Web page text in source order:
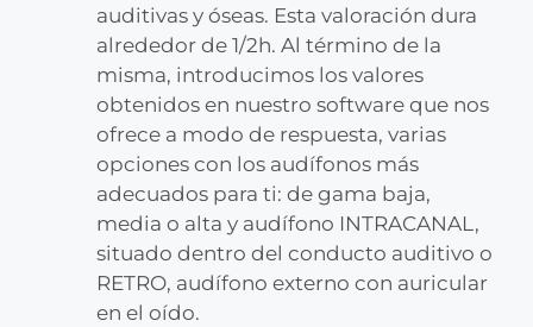
auditivas y óseas. Esta valoración dura
alrededor de 1/2h. Al término de la
misma, introducimos los valores
obtenidos en nuestro software que nos
ofrece a modo de respuesta, varias
opciones con los audífonos más
adecuados para ti: de gama baja,
media o alta y audífono INTRACANAL,
situado dentro del conducto auditivo o
RETRO, audífono externo con auricular
en el oído.